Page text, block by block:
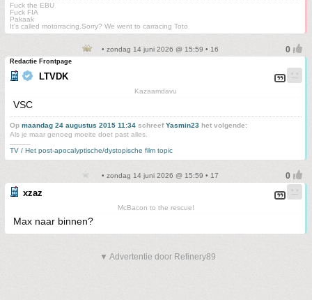
Fuck the EBU
Fuck FIA
Pakaak
It's called motorracing.Sorry? We went to carracing Toto
• zondag 14 juni 2026 @ 15:59 • 16
Redactie Frontpage
LTVDK
Kazaamdavu
VSC
Op maandag 24 augustus 2015 11:34 schreefYasmin23 het volgende:
Als je maar genoeg moeite doet past alles.
TV / Het post-apocalyptische/dystopische film topic
• zondag 14 juni 2026 @ 15:59 • 17
xzaz
McBacon to the rescue!
Max naar binnen?
▼ Advertentie door Refinery89